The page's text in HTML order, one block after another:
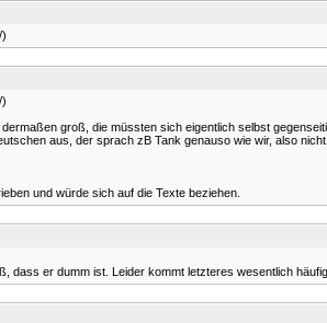
groß, die müssten sich eigentlich selbst
aus, der sprach zB Tank genauso wie wir, also
und würde sich auf die Texte beziehen.
er dumm ist. Leider kommt letzteres wesentlich